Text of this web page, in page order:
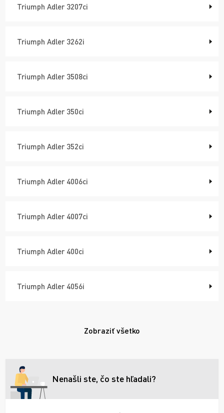
Triumph Adler 3207ci
Triumph Adler 3262i
Triumph Adler 3508ci
Triumph Adler 350ci
Triumph Adler 352ci
Triumph Adler 4006ci
Triumph Adler 4007ci
Triumph Adler 400ci
Triumph Adler 4056i
Zobraziť všetko
Nenašli ste, čo ste hľadali?